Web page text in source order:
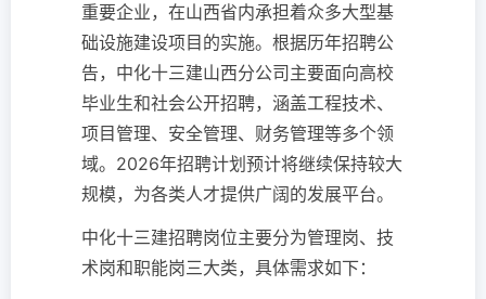
重要企业，在山西省内承担着众多大型基
础设施建设项目的实施。根据历年招聘公
告，中化十三建山西分公司主要面向高校
毕业生和社会公开招聘，涵盖工程技术、
项目管理、安全管理、财务管理等多个领
域。2026年招聘计划预计将继续保持较大
规模，为各类人才提供广阔的发展平台。
中化十三建招聘岗位主要分为管理岗、技
术岗和职能岗三大类，具体需求如下：